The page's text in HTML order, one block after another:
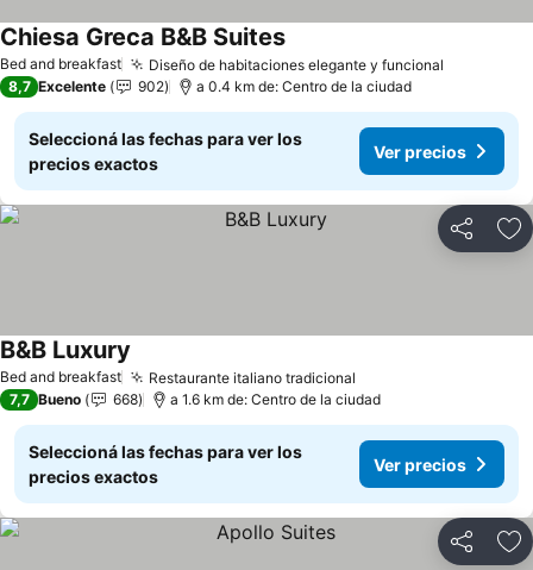
Bed and breakfast Diseño de habitaciones elegante y funcional
Chiesa Greca B&B SuitesVer precios
8,7 Excelente 902 a 0.4 km de: Centro de la ciudad
Seleccioná las fechas para ver los
precios exactos
Ver precios
Compartir
Bed and breakfast Restaurante italiano tradicional
B&B Luxury
7,7 Bueno 668 a 1.6 km de: Centro de la ciudad
Seleccioná las fechas para ver los
precios exactos
Ver precios
Compartir